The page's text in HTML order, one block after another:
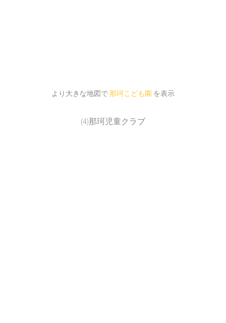
より大きな地図で那珂こども園 を表示
(4)那珂児童クラブ